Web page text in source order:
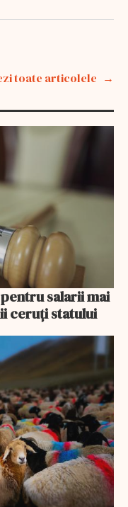
toate articolele
salarii mai
ceruți statului